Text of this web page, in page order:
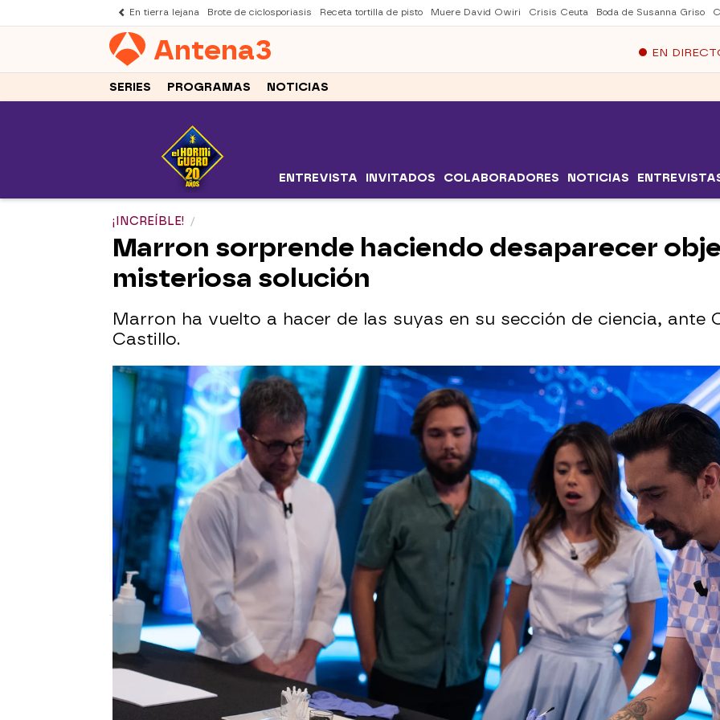
En tierra lejana Brote de ciclosporiasis Receta tortilla de pisto Muere David Owiri Crisis Ceuta Boda de Susanna Griso
Antena3 EN
SERIES PROGRAMAS NOTICIAS
ENTREVISTA INVITADOS COLABORADORES NOTICIAS
¡INCREÍBLE!
Marron sorprende haciendo desaparecer
misteriosa solución
Marron ha vuelto a hacer de las suyas en su sección de ciencia, ante
Castillo.
antena3.com
Madrid
Publicado: 12 de julio de 2021, 22:51
WhatsappFacebook
X
Marron y su ciencia han vuelto a llenar de emoción y sorpresa